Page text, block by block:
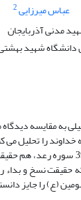
عباس میرزایی2
مدنی آذربایجان
دانشگاه شهید
مقایسه دیدگاه
را تحلیل می
را تبیین کند. علامه با
حقیقت نسخ و
(ع) را جایز